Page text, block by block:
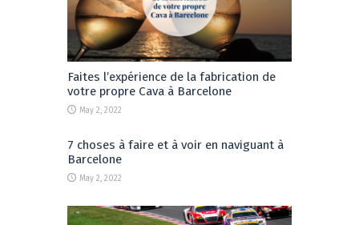
Faites l’expérience de la fabrication de
votre propre Cava à Barcelone
May 2, 2022
7 choses à faire et à voir en naviguant à
Barcelone
May 2, 2022